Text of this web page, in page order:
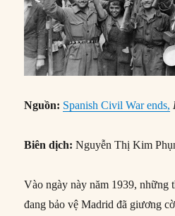
Nguồn: Spanish Civil War ends,
Biên dịch: Nguyễn Thị Kim
Vào ngày này năm 1939, những
đang bảo vệ Madrid đã giương